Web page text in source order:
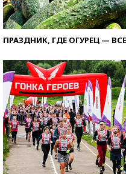
ПРАЗДНИК, ГДЕ ОГУРЕЦ —